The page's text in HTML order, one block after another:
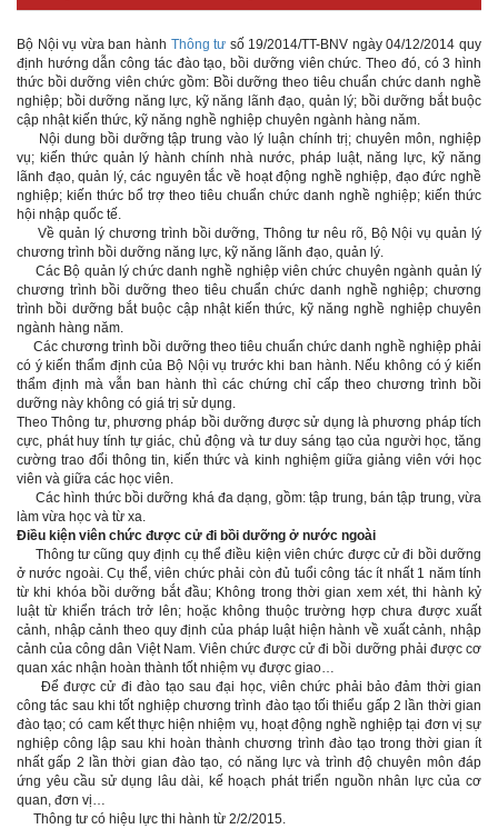
Bộ Nội vụ vừa ban hành Thông tư số 19/2014/TT-BNV ngày 04/12/2014 quy
định hướng dẫn công tác đào tạo, bồi dưỡng viên chức. Theo đó, có 3 hình
thức bồi dưỡng viên chức gồm: Bồi dưỡng theo tiêu chuẩn chức danh nghề
nghiệp; bồi dưỡng năng lực, kỹ năng lãnh đạo, quản lý; bồi dưỡng bắt buộc
cập nhật kiến thức, kỹ năng nghề nghiệp chuyên ngành hàng năm.
Nội dung bồi dưỡng tập trung vào lý luận chính trị; chuyên môn, nghiệp
vụ; kiến thức quản lý hành chính nhà nước, pháp luật, năng lực, kỹ năng
lãnh đạo, quản lý, các nguyên tắc về hoạt động nghề nghiệp, đạo đức nghề
nghiệp; kiến thức bổ trợ theo tiêu chuẩn chức danh nghề nghiệp; kiến thức
hội nhập quốc tế.
Về quản lý chương trình bồi dưỡng, Thông tư nêu rõ, Bộ Nội vụ quản lý
chương trình bồi dưỡng năng lực, kỹ năng lãnh đạo, quản lý.
Các Bộ quản lý chức danh nghề nghiệp viên chức chuyên ngành quản lý
chương trình bồi dưỡng theo tiêu chuẩn chức danh nghề nghiệp; chương
trình bồi dưỡng bắt buộc cập nhật kiến thức, kỹ năng nghề nghiệp chuyên
ngành hàng năm.
Các chương trình bồi dưỡng theo tiêu chuẩn chức danh nghề nghiệp phải
có ý kiến thẩm định của Bộ Nội vụ trước khi ban hành. Nếu không có ý kiến
thẩm định mà vẫn ban hành thì các chứng chỉ cấp theo chương trình bồi
dưỡng này không có giá trị sử dụng.
Theo Thông tư, phương pháp bồi dưỡng được sử dụng là phương pháp tích
cực, phát huy tính tự giác, chủ động và tư duy sáng tạo của người học, tăng
cường trao đổi thông tin, kiến thức và kinh nghiệm giữa giảng viên với học
viên và giữa các học viên.
Các hình thức bồi dưỡng khá đa dạng, gồm: tập trung, bán tập trung, vừa
làm vừa học và từ xa.
Điều kiện viên chức được cử đi bồi dưỡng ở nước ngoài
Thông tư cũng quy định cụ thể điều kiện viên chức được cử đi bồi dưỡng
ở nước ngoài. Cụ thể, viên chức phải còn đủ tuổi công tác ít nhất 1 năm tính
từ khi khóa bồi dưỡng bắt đầu; Không trong thời gian xem xét, thi hành kỷ
luật từ khiển trách trở lên; hoặc không thuộc trường hợp chưa được xuất
cảnh, nhập cảnh theo quy định của pháp luật hiện hành về xuất cảnh, nhập
cảnh của công dân Việt Nam. Viên chức được cử đi bồi dưỡng phải được cơ
quan xác nhận hoàn thành tốt nhiệm vụ được giao…
Để được cử đi đào tạo sau đại học, viên chức phải bảo đảm thời gian
công tác sau khi tốt nghiệp chương trình đào tạo tối thiểu gấp 2 lần thời gian
đào tạo; có cam kết thực hiện nhiệm vụ, hoạt động nghề nghiệp tại đơn vị sự
nghiệp công lập sau khi hoàn thành chương trình đào tạo trong thời gian ít
nhất gấp 2 lần thời gian đào tạo, có năng lực và trình độ chuyên môn đáp
ứng yêu cầu sử dụng lâu dài, kế hoạch phát triển nguồn nhân lực của cơ
quan, đơn vị…
Thông tư có hiệu lực thi hành từ 2/2/2015.
Kế hoạch Kiểm tra, sát hạch để tiếp nhận vào làm công